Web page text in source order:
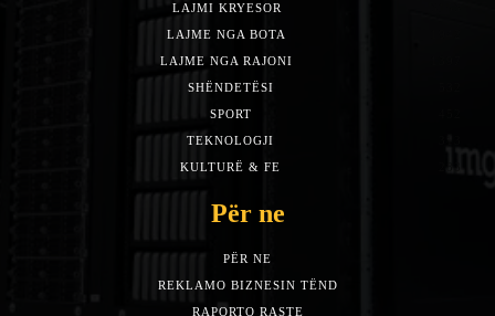
LAJMI KRYESOR
LAJME NGA BOTA
LAJME NGA RAJONI
SHËNDETËSI
SPORT
TEKNOLOGJI
KULTURË & FE
Për ne
PËR NE
REKLAMO BIZNESIN TËND
RAPORTO RASTE